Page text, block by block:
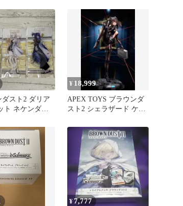
ダスト2 ダリア
ト ネケンダリ
¥ 18,999
APEX TOYS ブラウンダ
スト2 シェラザード ケー
¥7,777